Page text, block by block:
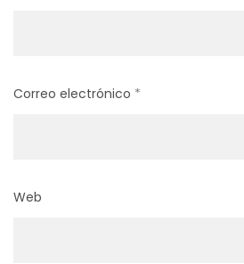
Correo electrónico *
Web